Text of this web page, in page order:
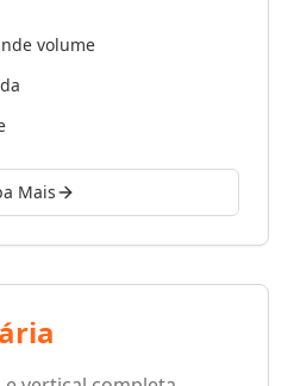
volume
Mais